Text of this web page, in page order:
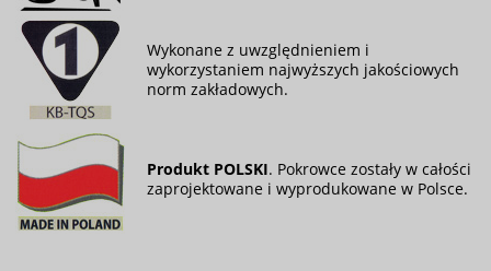
Wykonane z uwzględnieniem i
wykorzystaniem najwyższych jakościowych
norm zakładowych.
Produkt POLSKI. Pokrowce zostały w całości
zaprojektowane i wyprodukowane w Polsce.